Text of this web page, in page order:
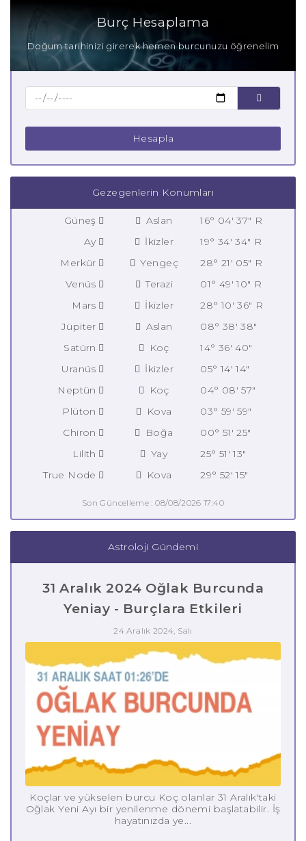
Burç Hesaplama
Doğum tarihinizi girerek hemen burcunuzu öğrenelim
Hesapla
Gezegenlerin Konumları
Güneş Aslan
16° 04' 37" R
Ay
İkizler
19° 34' 34" R
Merkür
Yengeç
28° 21' 05" R
Venüs
Terazi
01° 49' 10" R
Mars
İkizler
28° 10' 36" R
Jüpiter
Aslan
08° 38' 38"
Satürn
Koç
14° 36' 40"
Uranüs
İkizler
05° 14' 14"
Neptün
Koç
04° 08' 57"
Plüton
Kova
03° 59' 59"
Chiron
Boğa
00° 51' 25"
Lilith
Yay
25° 51' 13"
True Node
Kova 29° 52' 15"
Son Güncelleme : 08/08/2026 17:40
Astroloji Gündemi
31 Aralık 2024 Oğlak Burcunda
Yeniay - Burçlara Etkileri
24 Aralık 2024, Salı
Koçlar ve yükselen burcu Koç olanlar 31 Aralık'taki
Oğlak Yeni Ayı bir yenilenme dönemi başlatabilir. İş
hayatınızda ye...